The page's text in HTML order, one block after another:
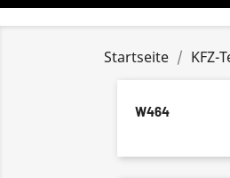
Startseite KFZ-
W464